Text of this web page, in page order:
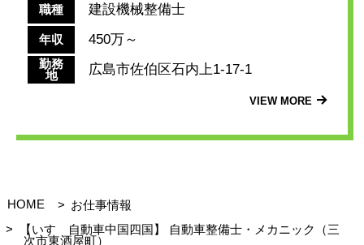
職種 建設機械整備士
年収 450万～
勤務
地
広島市佐伯区石内上1-17-1
VIEW MORE
HOME
お仕事情報
【いすゞ自動車中国四国】 自動車整備士・メカニック（三
次市東酒屋町）